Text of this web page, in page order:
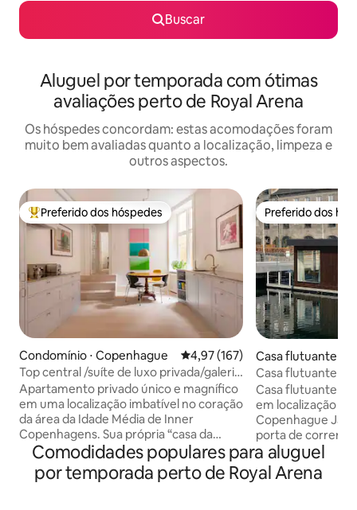
Buscar
Aluguel por temporada com ótimas
avaliações perto de Royal Arena
Os hóspedes concordam: estas acomodações foram
muito bem avaliadas quanto a localização, limpeza e
outros aspectos.
Entre os melhores preferidos dos hóspedes
Preferido dos hóspedes
Condomínio ⋅ Copenhague 4,97 de uma avaliação média de
4,97 (167)
Top central /suíte de luxo privada/galeria
de arte
Apartamento privado único e magnífico
em uma localização imbatível no coração
da área da Idade Média de Inner
Copenhagens. Sua própria “casa da
cidade” com uma entrada privativa de
uma rua lateral tranquila. Um luxo de alta
qualidade espalhado por 140 m², você
Preferido dos
Preferido dos
Casa flutuante ⋅
e
Casa flutuante
Região central
Casa flutuante
em localização
Copenhague Janelas grandes e uma
porta de correr
diretamente para
espaço de estar
casa flutuante
Comodidades populares para aluguel
por temporada perto de Royal Arena